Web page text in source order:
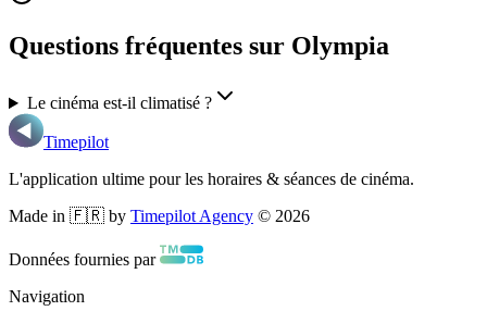
Questions fréquentes sur Olympia
Le cinéma est-il climatisé ?
Timepilot
L'application ultime pour les horaires & séances de cinéma.
Made in 🇫🇷 by Timepilot Agency © 2026
Données fournies par
Navigation